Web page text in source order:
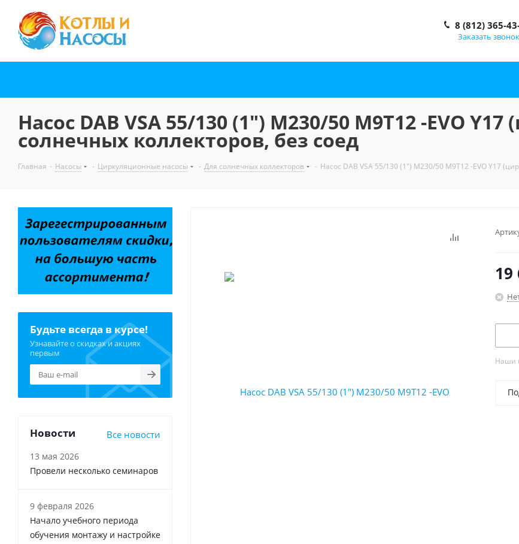
8 (812) 365-
Заказать звонок
Насос DAB VSA 55/130 (1") M230/50 M9T12 -EVO
солнечных коллекторов, без соед
Главная - Насосы - Циркуляционные насосы - Для солнечных коллекторов - Насос DAB VSA 55/130 (1") M230/50 M9T12 -EVO Y17
19
Наши
Будьте всегда в курсе!
Узнавайте о скидках и акциях
первым
Новости Все новости
13 мая 2026
Провели несколько семинаров
9 февраля 2026
Начало учебного периода
обучения монтажу и настройке